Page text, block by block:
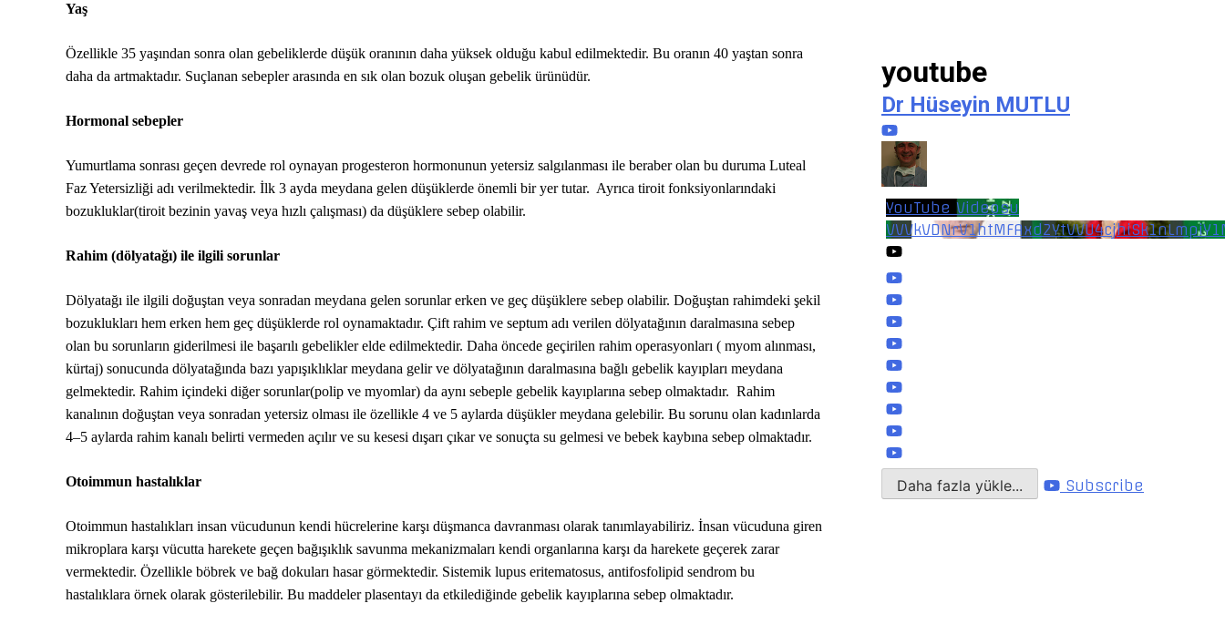
Yaş
Özellikle 35 yaşından sonra olan gebeliklerde düşük oranının daha yüksek olduğu kabul edilmektedir. Bu oranın 40 yaştan sonra
daha da artmaktadır. Suçlanan sebepler arasında en sık olan bozuk oluşan gebelik ürünüdür.
Hormonal sebepler
Yumurtlama sonrası geçen devrede rol oynayan progesteron hormonunun yetersiz salgılanması ile beraber olan bu duruma Luteal
Faz Yetersizliği adı verilmektedir. İlk 3 ayda meydana gelen düşüklerde önemli bir yer tutar. Ayrıca tiroit fonksiyonlarındaki
bozukluklar(tiroit bezinin yavaş veya hızlı çalışması) da düşüklere sebep olabilir.
Rahim (dölyatağı) ile ilgili sorunlar
Dölyatağı ile ilgili doğuştan veya sonradan meydana gelen sorunlar erken ve geç düşüklere sebep olabilir. Doğuştan rahimdeki şekil
bozuklukları hem erken hem geç düşüklerde rol oynamaktadır. Çift rahim ve septum adı verilen dölyatağının daralmasına sebep
olan bu sorunların giderilmesi ile başarılı gebelikler elde edilmektedir. Daha öncede geçirilen rahim operasyonları ( myom alınması,
kürtaj) sonucunda dölyatağında bazı yapışıklıklar meydana gelir ve dölyatağının daralmasına bağlı gebelik kayıpları meydana
gelmektedir. Rahim içindeki diğer sorunlar(polip ve myomlar) da aynı sebeple gebelik kayıplarına sebep olmaktadır. Rahim
kanalının doğuştan veya sonradan yetersiz olması ile özellikle 4 ve 5 aylarda düşükler meydana gelebilir. Bu sorunu olan kadınlarda
4–5 aylarda rahim kanalı belirti vermeden açılır ve su kesesi dışarı çıkar ve sonuçta su gelmesi ve bebek kaybına sebep olmaktadır.
Otoimmun hastalıklar
Otoimmun hastalıkları insan vücudunun kendi hücrelerine karşı düşmanca davranması olarak tanımlayabiliriz. İnsan vücuduna giren
mikroplara karşı vücutta harekete geçen bağışıklık savunma mekanizmaları kendi organlarına karşı da harekete geçerek zarar
vermektedir. Özellikle böbrek ve bağ dokuları hasar görmektedir. Sistemik lupus eritematosus, antifosfolipid sendrom bu
hastalıklara örnek olarak gösterilebilir. Bu maddeler plasentayı da etkilediğinde gebelik kayıplarına sebep olmaktadır.
youtube
Dr Hüseyin MUTLU
YouTube Videosu
Daha fazla yükle... Subscribe